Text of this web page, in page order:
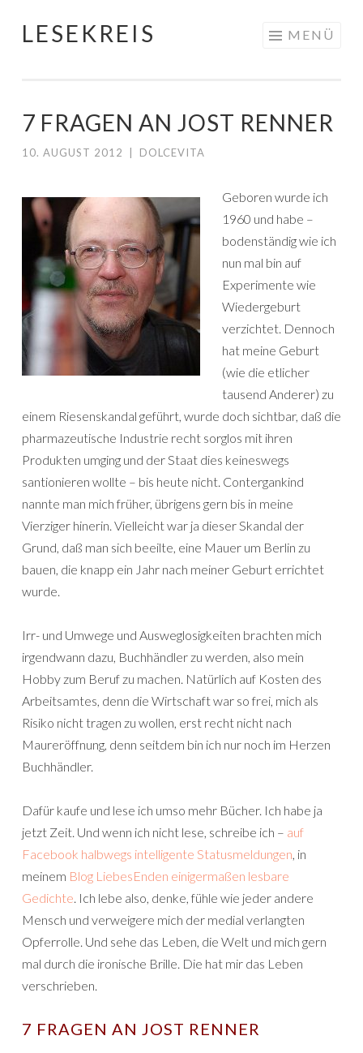
Springe
LESEKREIS MENÜ
7 FRAGEN AN JOST RENNER
10. AUGUST 2012 DOLCEVITA
Geboren wurde ich
1960 und habe –
bodenständig wie ich
nun mal bin auf
Experimente wie
Wiedergeburt
verzichtet. Dennoch
hat meine Geburt
(wie die etlicher
tausend Anderer) zu
einem Riesenskandal geführt, wurde doch sichtbar, daß die
pharmazeutische Industrie recht sorglos mit ihren
Produkten umging und der Staat dies keineswegs
santionieren wollte – bis heute nicht. Contergankind
nannte man mich früher, übrigens gern bis in meine
Vierziger hinerin. Vielleicht war ja dieser Skandal der
Grund, daß man sich beeilte, eine Mauer um Berlin zu
bauen, die knapp ein Jahr nach meiner Geburt errichtet
wurde.
Irr- und Umwege und Ausweglosigkeiten brachten mich
irgendwann dazu, Buchhändler zu werden, also mein
Hobby zum Beruf zu machen. Natürlich auf Kosten des
Arbeitsamtes, denn die Wirtschaft war so frei, mich als
Risiko nicht tragen zu wollen, erst recht nicht nach
Maureröffnung, denn seitdem bin ich nur noch im Herzen
Buchhändler.
Dafür kaufe und lese ich umso mehr Bücher. Ich habe ja
jetzt Zeit. Und wenn ich nicht lese, schreibe ich – auf
Facebook halbwegs intelligente Statusmeldungen, in
meinem Blog LiebesEnden einigermaßen lesbare
Gedichte. Ich lebe also, denke, fühle wie jeder andere
Mensch und verweigere mich der medial verlangten
Opferrolle. Und sehe das Leben, die Welt und mich gern
mal durch die ironische Brille. Die hat mir das Leben
verschrieben.
7 FRAGEN AN JOST RENNER